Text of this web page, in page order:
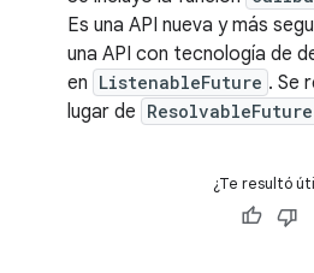
Es una API nueva y más
una API con tecnología de
en ListenableFuture . Se
lugar de ResolvableFuture
¿Te resultó